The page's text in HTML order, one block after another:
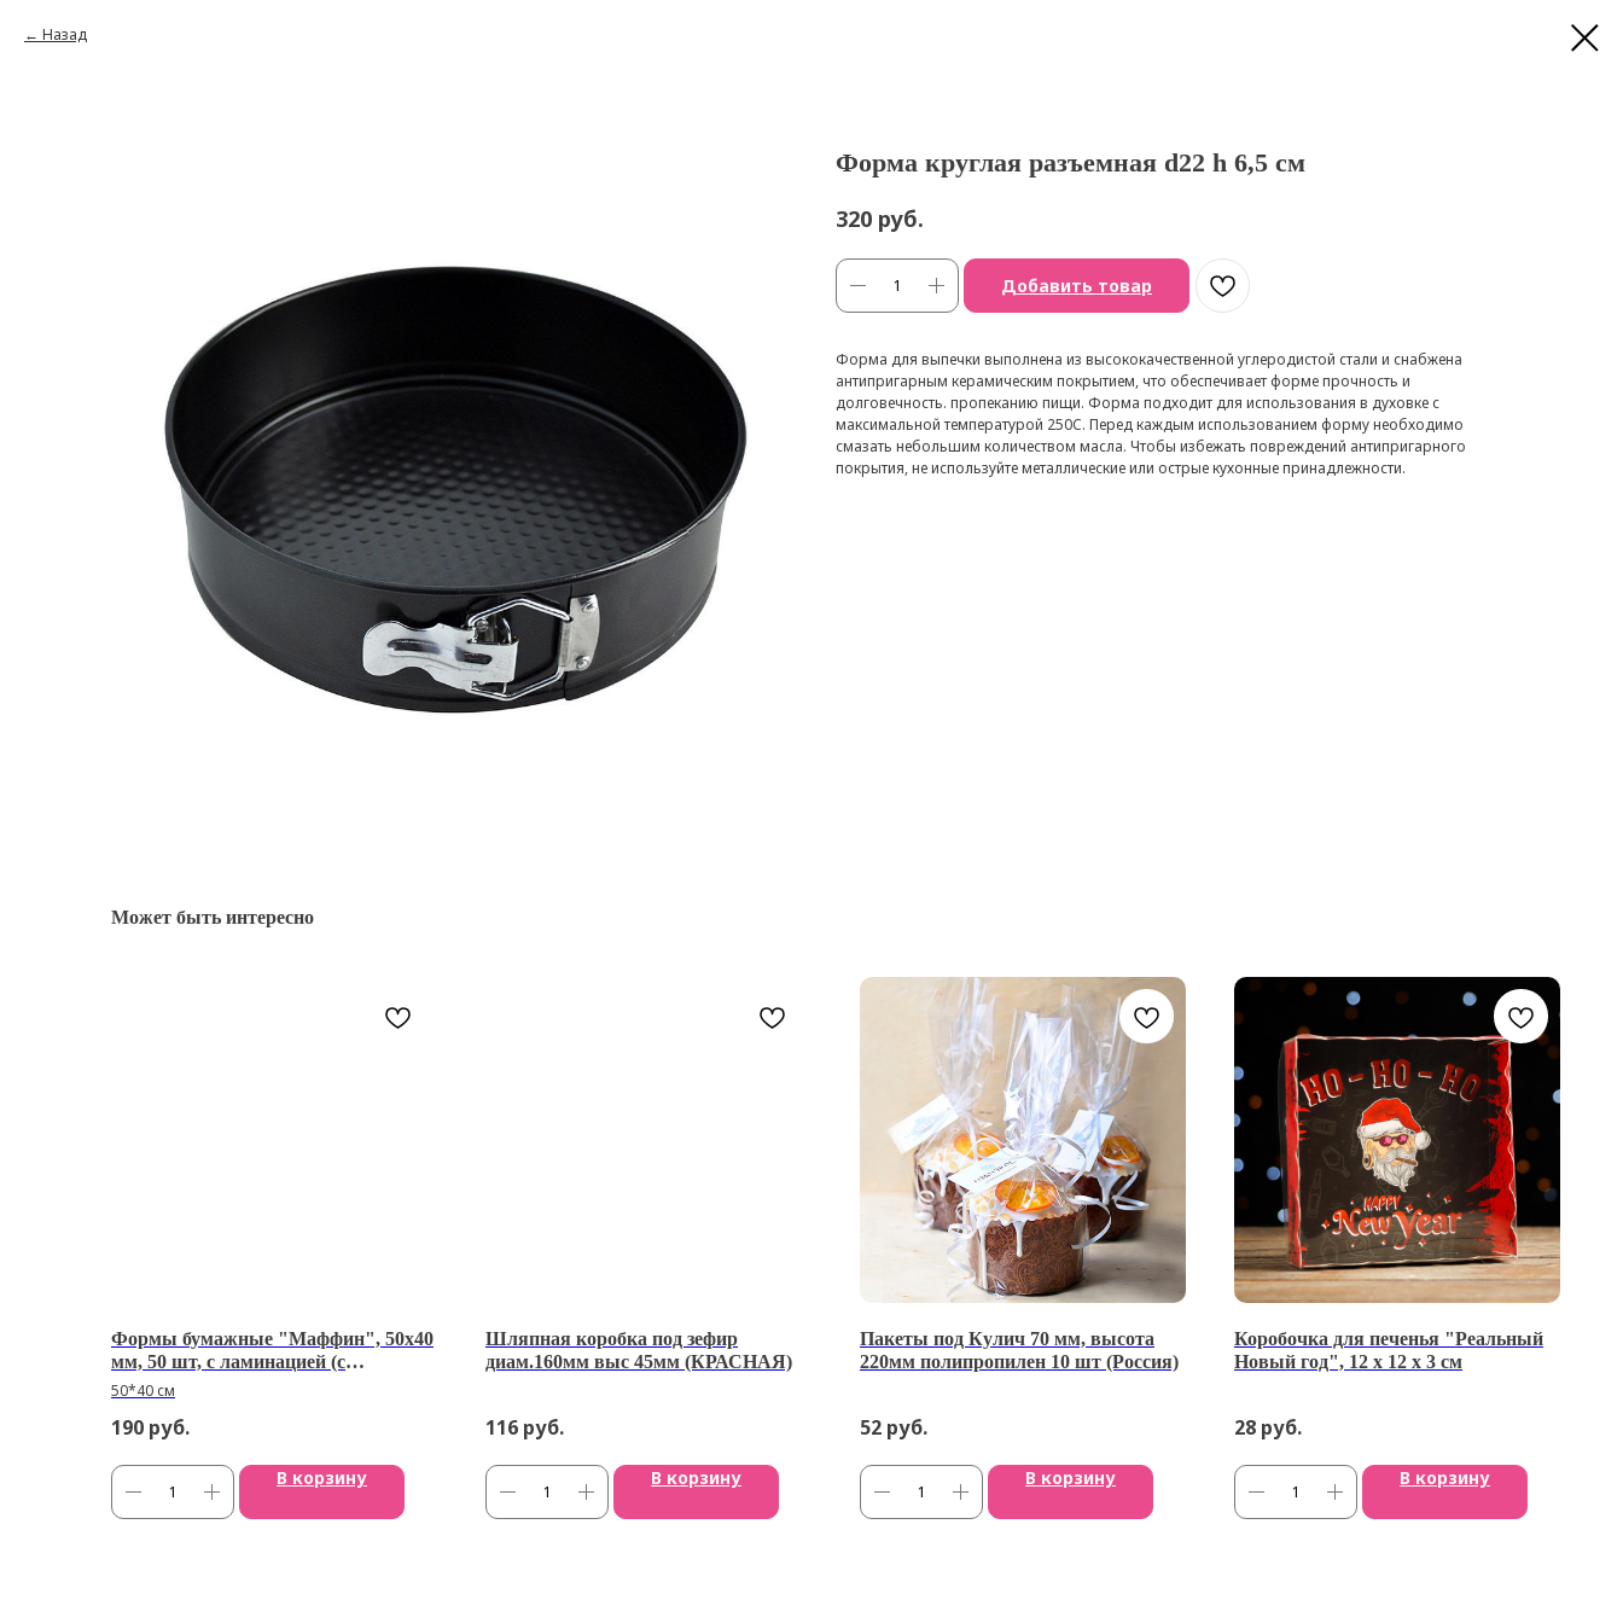
Назад
Форма круглая разъемная d22 h 6,5 см
320 руб.
Добавить товар
Форма для выпечки выполнена из высококачественной углеродистой стали и снабжена
антипригарным керамическим покрытием, что обеспечивает форме прочность и
долговечность. пропеканию пищи. Форма подходит для использования в духовке с
максимальной температурой 250C. Перед каждым использованием форму необходимо
смазать небольшим количеством масла. Чтобы избежать повреждений антипригарного
покрытия, не используйте металлические или острые кухонные принадлежности.
Может быть интересно
Формы бумажные "Маффин", 50х40
мм, 50 шт, с ламинацией (с
красными розами)
50*40 см
190 руб.
В корзину
Шляпная коробка под зефир
диам.160мм выс 45мм (КРАСНАЯ)
116 руб.
В корзину
Пакеты под Кулич 70 мм, высота
220мм полипропилен 10 шт (Россия)
52 руб.
В корзину
Коробочка для печенья "Реальный
Новый год", 12 х 12 х 3 см
28 руб.
В корзину